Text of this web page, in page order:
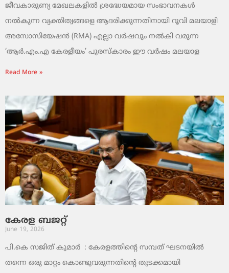
ജീവകാരുണ്യ മേഖലകളിൽ ശ്രദ്ധേയമായ സംഭാവനകൾ
നൽകുന്ന വ്യക്തിത്വങ്ങളെ ആദരിക്കുന്നതിനായി റൂവി മലയാളി
അസോസിയേഷൻ (RMA) എല്ലാ വർഷവും നൽകി വരുന്ന
‘ആർ.എം.എ കേരളീയം’ പുരസ്‌കാരം ഈ വർഷം മലയാള
Read More »
കേരള ബജറ്റ്
June 19, 2026
പി.കെ സജിത് കുമാര്‍ : കേരളത്തിന്റെ സമ്പത് ഘടനയിൽ
തന്നെ ഒരു മാറ്റം കൊണ്ടുവരുന്നതിന്റെ തുടക്കമായി